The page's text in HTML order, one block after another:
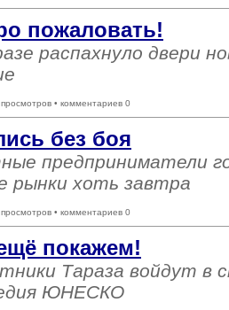
пожаловать!
распахнуло двери
• комментариев 0
без боя
предприниматели
рынки хоть завтра
• комментариев 0
покажем!
Тараза войдут в
ЮНЕСКО